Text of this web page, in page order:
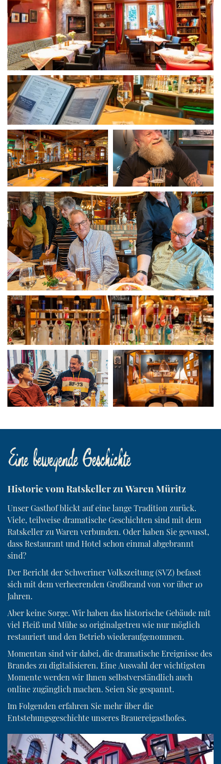
Eine bewegende Geschichte
Historie vom Ratskeller zu Waren Müritz
Unser Gasthof blickt auf eine lange Tradition zurück.
Viele, teilweise dramatische Geschichten sind mit dem
Ratskeller zu Waren verbunden. Oder haben Sie gewusst,
dass Restaurant und Hotel schon einmal abgebrannt
sind?
Der Bericht der Schweriner Volkszeitung (SVZ) befasst
sich mit dem verheerenden Großbrand von vor über 10
Jahren.
Aber keine Sorge. Wir haben das historische Gebäude mit
viel Fleiß und Mühe so originalgetreu wie nur möglich
restauriert und den Betrieb wiederaufgenommen.
Momentan sind wir dabei, die dramatische Ereignisse des
Brandes zu digitalisieren. Eine Auswahl der wichtigsten
Momente werden wir Ihnen selbstverständlich auch
online zugänglich machen. Seien Sie gespannt.
Im Folgenden erfahren Sie mehr über die
Entstehungsgeschichte unseres Brauereigasthofes.